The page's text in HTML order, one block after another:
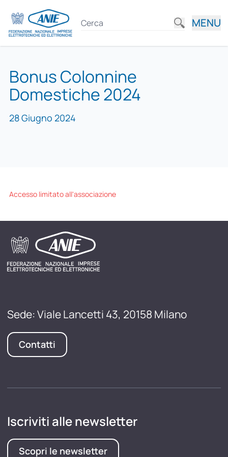
MENU
Bonus Colonnine
Domestiche 2024
28 Giugno 2024
Accesso limitato all'associazione
Sede: Viale Lancetti 43, 20158 Milano
Contatti
Iscriviti alle newsletter
Scopri le newsletter